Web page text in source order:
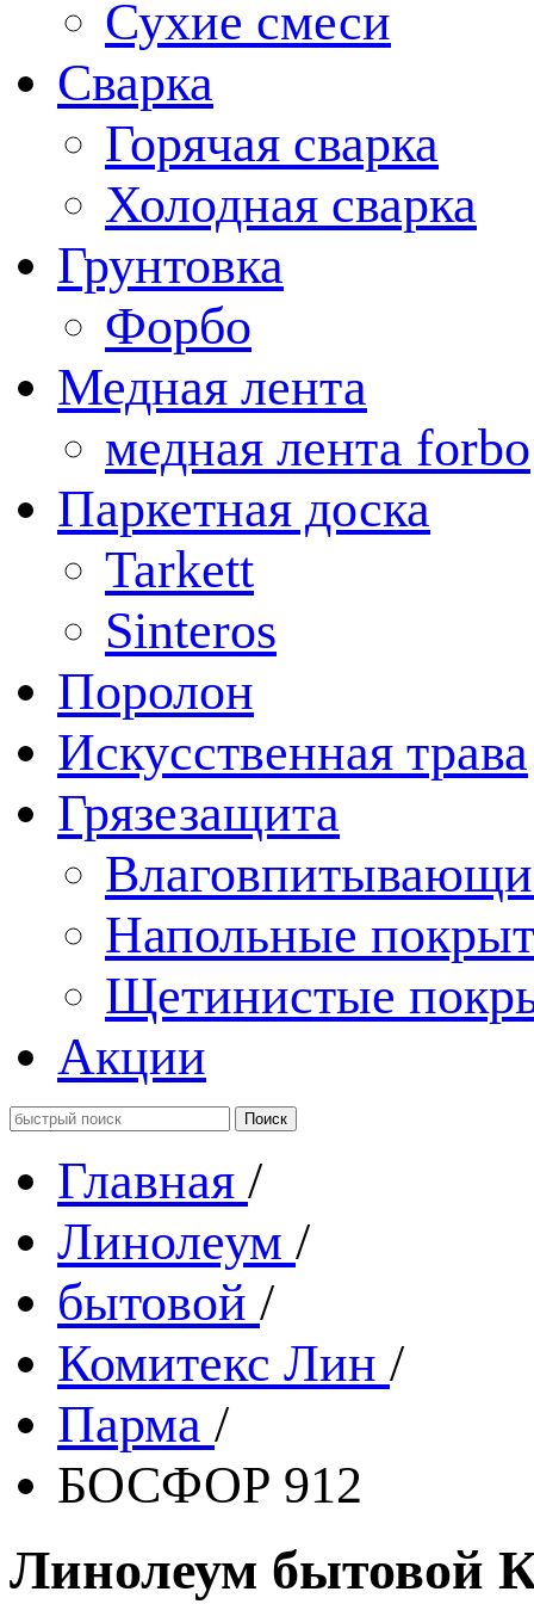
Сухие смеси
Сварка
Горячая сварка
Холодная сварка
Грунтовка
Форбо
Медная лента
медная лента forbo
Паркетная доска
Tarkett
Sinteros
Поролон
Искусственная трава
Грязезащита
Напольные
Щетинистые
Акции
Главная /
Линолеум /
бытовой /
Комитекс Лин /
Парма /
БОСФОР 912
Линолеум бытовой